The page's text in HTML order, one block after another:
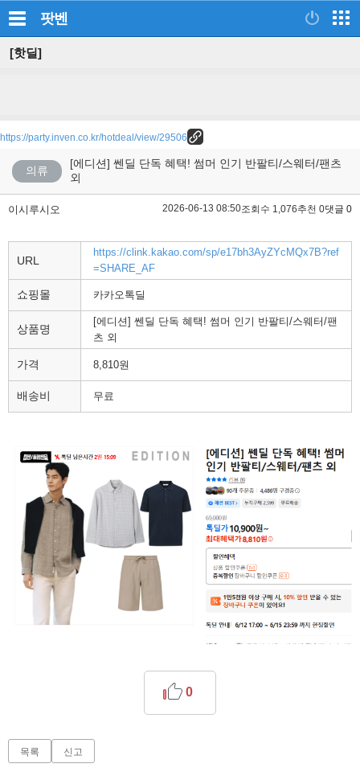
팟벤
[핫딜]
https://party.inven.co.kr/hotdeal/view/29506
의류
[에디션] 쎈딜 단독 혜택! 썸머 인기 반팔티/스웨터/팬츠
외
이시루시오 2026-06-13 08:50조회수 1,076추천 0댓글 0
URL
https://clink.kakao.com/sp/e17bh3AyZYcMQx7B?ref
=SHARE_AF
쇼핑몰 카카오톡딜
상품명
[에디션] 쎈딜 단독 혜택! 썸머 인기 반팔티/스웨터/팬
츠 외
가격 8,810원
배송비 무료
0
목록 신고